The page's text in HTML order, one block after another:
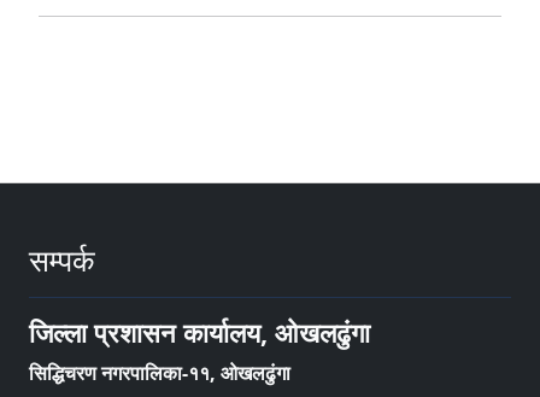
सम्पर्क
जिल्ला प्रशासन कार्यालय, ओखलढुंगा
सिद्धिचरण नगरपालिका-११, ओखलढुंगा